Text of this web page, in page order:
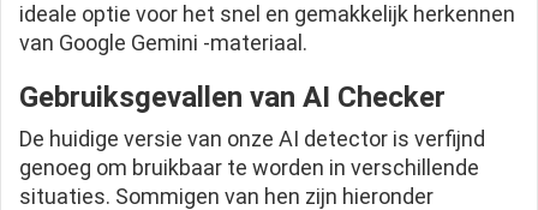
ideale optie voor het snel en gemakkelijk herkennen
van Google Gemini -materiaal.
Gebruiksgevallen van AI Checker
De huidige versie van onze AI detector is verfijnd
genoeg om bruikbaar te worden in verschillende
situaties. Sommigen van hen zijn hieronder